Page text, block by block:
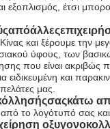
έτσι
και ξέρουμε την
ύφους, των
που είναι ακριβώς
ειδικευμένη και
μας.
το λογότυπό σας και